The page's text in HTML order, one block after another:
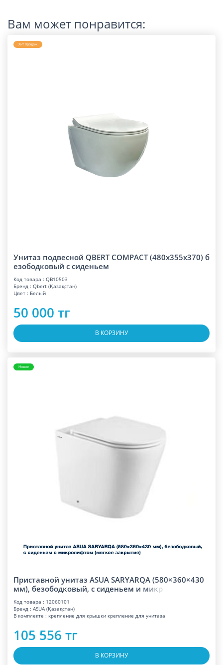
Вам может понравится:
Хит продаж
Унитаз подвесной QBERT COMPACT (480x355x370) б
езободковый с сиденьем
Код товара : QB10503
Бренд : Qbert (Қазақстан)
Цвет : Белый
50 000 тг
В КОРЗИНУ
Новое
Приставной унитаз ASUA SARYARQA (580×360×430
мм), безободковый, с сиденьем и микр
Код товара : 12060101
Бренд : ASUA (Қазақстан)
В комплекте : крепление для крышки крепление для унитаза
105 556 тг
В КОРЗИНУ